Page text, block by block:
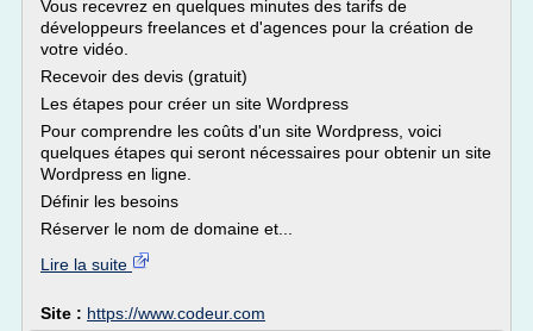
Vous recevrez en quelques minutes des tarifs de
développeurs freelances et d'agences pour la création de
votre vidéo.
Recevoir des devis (gratuit)
Les étapes pour créer un site Wordpress
Pour comprendre les coûts d'un site Wordpress, voici
quelques étapes qui seront nécessaires pour obtenir un site
Wordpress en ligne.
Définir les besoins
Réserver le nom de domaine et...
Lire la suite
Site : https://www.codeur.com